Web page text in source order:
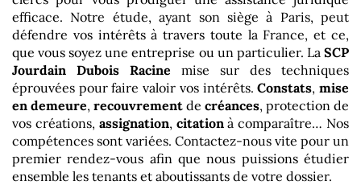
efficace. Notre étude, ayant son siège à Paris, peut
défendre vos intérêts à travers toute la France, et ce,
que vous soyez une entreprise ou un particulier. La SCP
Jourdain Dubois Racine mise sur des techniques
éprouvées pour faire valoir vos intérêts.Constats,mise
en demeure, recouvrement de créances, protection de
vos créations, assignation, citationà comparaître… Nos
compétences sont variées. Contactez-nous vite pour un
premier rendez-vous afin que nous puissions étudier
ensemble les tenants et aboutissants de votre dossier.